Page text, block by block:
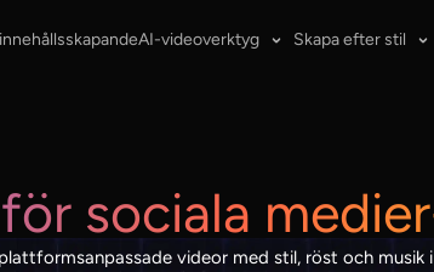
AI-videoverktyg Skapa efter stil
sociala
videor med stil, röst och musik